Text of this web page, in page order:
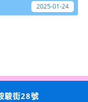
2025-01-24
駿街28號